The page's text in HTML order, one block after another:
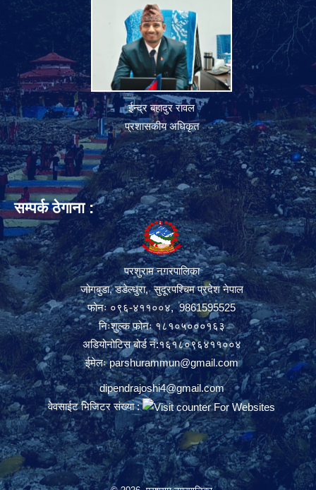
ईन्द्र बहादुर रावल
प्रशासकीय अधिकृत
सम्पर्क ठेगाना :
परशुराम नगरपालिका
जोगबुडा, डडेल्धुरा, सुदूरपश्चिम प्रदेश नेपाल
फोनः ०९६-४११००४, 9861595525
निःशुल्क फोनः १८१०५०००१६३
अडियोनोटिस बोर्ड नं:१६१८०९६४११००४
ईमेलःparshurammun@gmail.com
dipendrajoshi4@gmail.com
वेवसाईट भिजिटर संख्या :